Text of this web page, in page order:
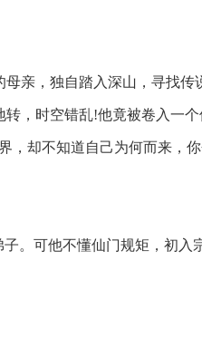
亲，独自踏入深山，寻找传
，时空错乱!他竟被卷入一
，却不知道自己为何而来，
。可他不懂仙门规矩，初